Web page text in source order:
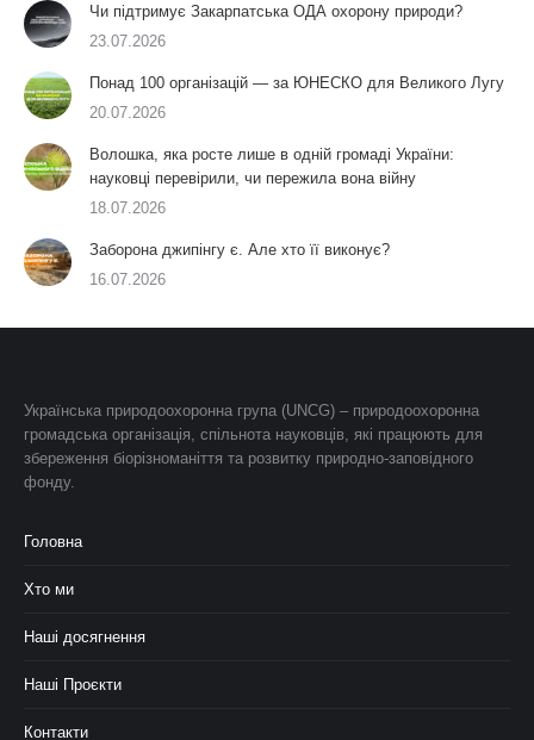
Чи підтримує Закарпатська ОДА охорону природи?
23.07.2026
Понад 100 організацій — за ЮНЕСКО для Великого Лугу
20.07.2026
Волошка, яка росте лише в одній громаді України:
науковці перевірили, чи пережила вона війну
18.07.2026
Заборона джипінгу є. Але хто її виконує?
16.07.2026
Українська природоохоронна група (UNCG) – природоохоронна
громадська організація, спільнота науковців, які працюють для
збереження біорізноманіття та розвитку природно-заповідного
фонду.
Головна
Хто ми
Наші досягнення
Наші Проєкти
Контакти